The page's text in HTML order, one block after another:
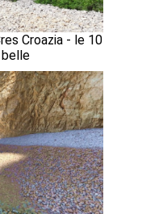
Croazia - le 10
belle